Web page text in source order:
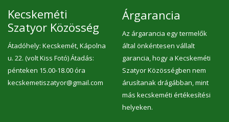
Kecskeméti
Szatyor Közösség
Átadóhely: Kecskemét, Kápolna
u. 22. (volt Kiss Fotó) Átadás:
pénteken 15.00-18.00 óra
kecskemetiszatyor@gmail.com
Árgarancia
Az árgarancia egy termelők
által önkéntesen vállalt
garancia, hogy a Kecskeméti
Szatyor Közösségben nem
árusítanak drágábban, mint
más kecskeméti értékesítési
helyeken.